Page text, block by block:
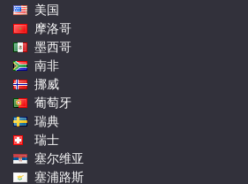
美国
摩洛哥
墨西哥
南非
挪威
葡萄牙
瑞典
瑞士
塞尔维亚
塞浦路斯